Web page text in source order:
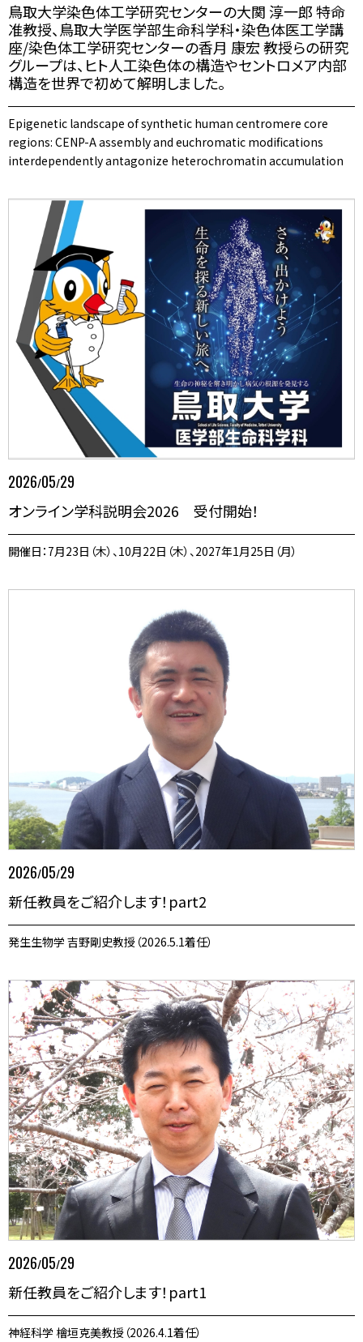
鳥取大学染色体工学研究センターの大関 淳一郎 特命
准教授、鳥取大学医学部生命科学科・染色体医工学講
座/染色体工学研究センターの香月 康宏 教授らの研究
グループは、ヒト人工染色体の構造やセントロメア内部
構造を世界で初めて解明しました。
Epigenetic landscape of synthetic human centromere core
regions: CENP-A assembly and euchromatic modifications
interdependently antagonize heterochromatin accumulation
2026/05/29
オンライン学科説明会2026 受付開始！
開催日：7月23日（木）、10月22日（木）、2027年1月25日（月）
2026/05/29
新任教員をご紹介します！part2
発生生物学 吉野剛史教授（2026.5.1着任）
2026/05/29
新任教員をご紹介します！part1
神経科学 檜垣克美教授（2026.4.1着任）